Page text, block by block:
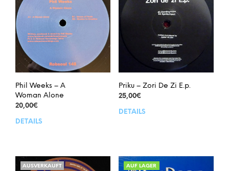
Phil Weeks – A
Woman Alone
20,00€
DETAILS
Priku – Zori De Zi E.p.
25,00€
DETAILS
AUSVERKAUFT AUF LAGER